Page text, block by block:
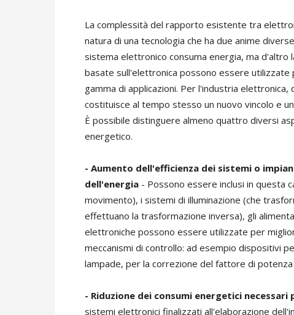
La complessità del rapporto esistente tra
natura di una tecnologia che ha due anime
sistema elettronico consuma energia, ma
basate sull'elettronica possono essere
gamma di applicazioni. Per l'industria
costituisce al tempo stesso un nuovo vincolo e
È possibile distinguere almeno quattro diversi
energetico.
- Aumento dell'efficienza dei sistemi o
dell'energia - Possono essere inclusi in questa
movimento), i sistemi di illuminazione (che
effettuano la trasformazione inversa), gli
elettroniche possono essere utilizzate per
meccanismi di controllo: ad esempio dispositivi
lampade, per la correzione del fattore di
- Riduzione dei consumi energetici
sistemi elettronici finalizzati all'elaborazione